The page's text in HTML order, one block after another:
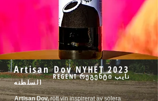
Artisan DovNYHET 2023
REGENT რეგენტი نایب
السلطنه
Artisan Dov,rött vin inspirerat av solera